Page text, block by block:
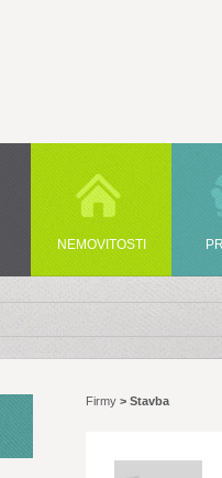
NEMOVITOSTI
Firmy > Stavba